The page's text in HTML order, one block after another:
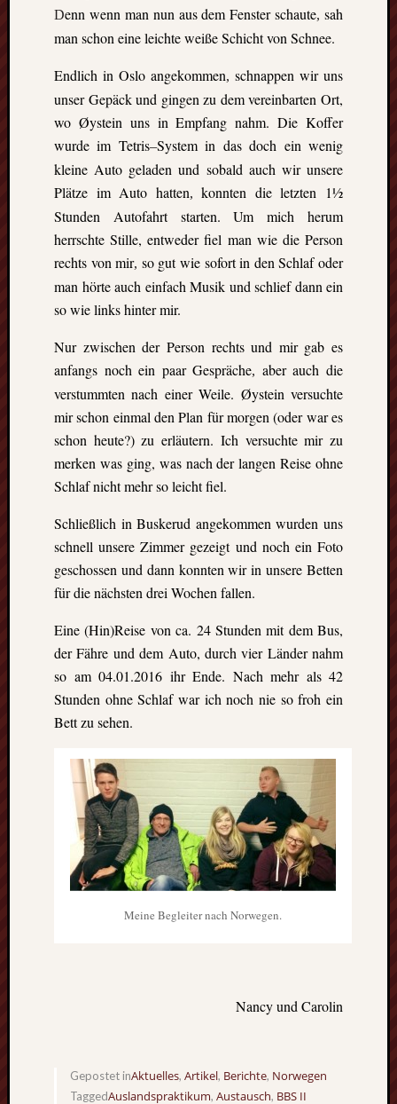
Denn wenn man nun aus dem Fenster schaute, sah
man schon eine leichte weiße Schicht von Schnee.
Endlich in Oslo angekommen, schnappen wir uns
unser Gepäck und gingen zu dem vereinbarten Ort,
wo Øystein uns in Empfang nahm. Die Koffer
wurde im Tetris–System in das doch ein wenig
kleine Auto geladen und sobald auch wir unsere
Plätze im Auto hatten,konnten die letzten 1½
Stunden Autofahrt starten. Um mich herum
herrschte Stille, entweder fiel man wie die Person
rechts von mir, so gut wie sofort in den Schlaf oder
man hörte auch einfach Musik und schlief dann ein
so wie links hinter mir.
Nur zwischen der Person rechts und mir gab es
anfangs noch ein paar Gespräche, aber auch die
verstummten nach einer Weile. Øystein versuchte
mir schon einmal den Plan für morgen (oder war es
schon heute?) zu erläutern. Ich versuchte mir zu
merken was ging, was nach der langen Reise ohne
Schlaf nicht mehr so leicht fiel.
Schließlich in Buskerud angekommen wurden uns
schnell unsere Zimmer gezeigt und noch ein Foto
geschossen und dann konnten wir in unsere Betten
für die nächsten drei Wochen fallen.
Eine (Hin)Reise von ca. 24 Stunden mit dem Bus,
der Fähre und dem Auto, durch vier Länder nahm
so am 04.01.2016 ihr Ende. Nach mehr als 42
Stunden ohne Schlaf war ich noch nie so froh ein
Bett zu sehen.
Meine Begleiter nach Norwegen.
Nancy und Carolin
Gepostet inAktuelles, Artikel, Berichte, Norwegen
TaggedAuslandspraktikum, Austausch, BBS II